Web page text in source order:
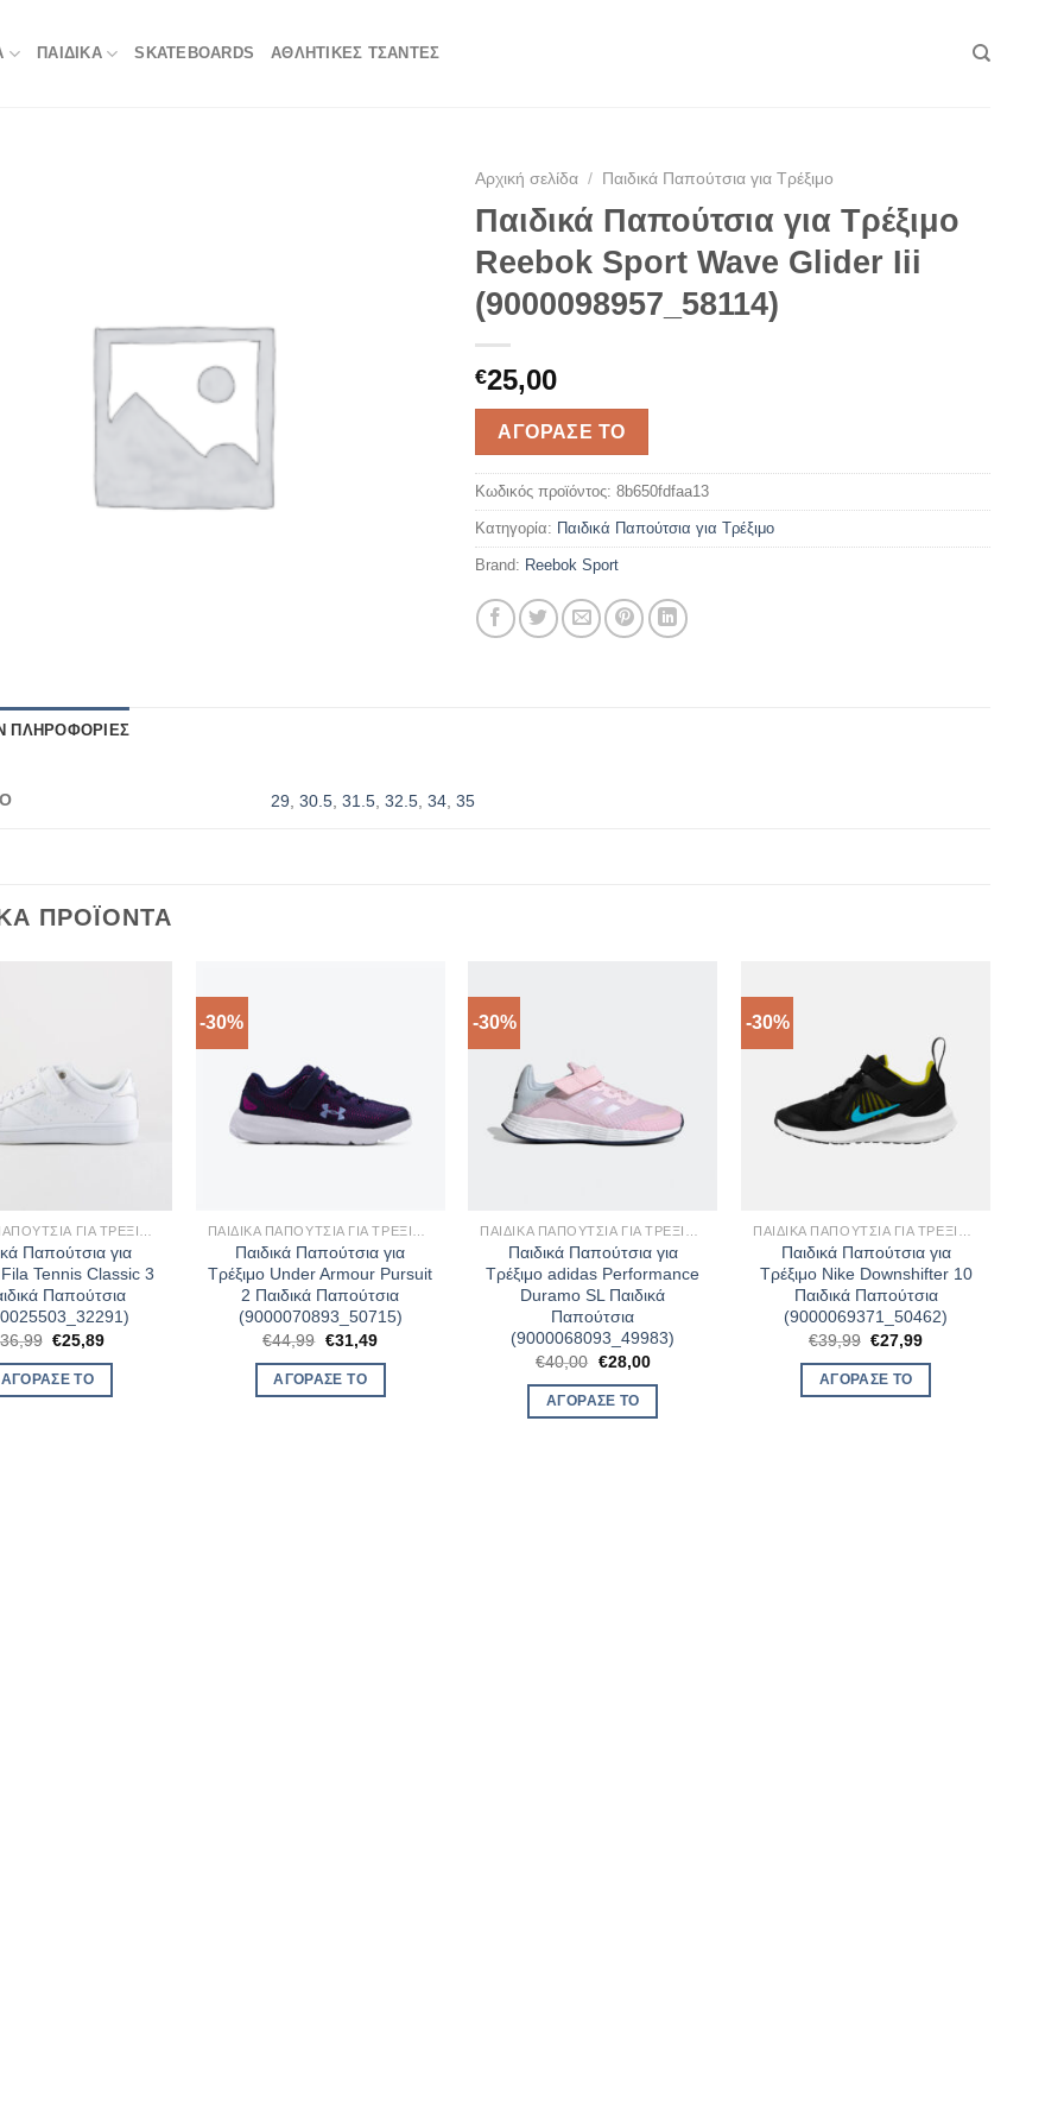
ΠΑΙΔΙΚΑ SKATEBOARDS ΑΘΛΗΤΙΚΈΣ ΤΣΆΝΤΕΣ
Αρχική σελίδα / Παιδικά Παπούτσια για Τρέξιμο
Παιδικά Παπούτσια για Τρέξιμο
Reebok Sport Wave Glider Iii
(9000098957_58114)
€25,00
ΑΓΌΡΑΣΈ ΤΟ
Κωδικός προϊόντος: 8b650fdfaa13
Κατηγορία: Παιδικά Παπούτσια για Τρέξιμο
Brand: Reebok Sport
ΠΛΗΡΟΦΟΡΊΕΣ
29 ,30.5 ,31.5 ,32.5 ,34 ,35
ΠΡΟΪΌΝΤΑ
Παπούτσια για
Fila Tennis Classic 3
Παπούτσια
36,99 Original
was:
€36,99.
€25,89Η
ΑΓΌΡΑΣΈ ΤΟ
-30%
Παιδικά Παπούτσια για
Τρέξιμο Under Armour Pursuit
2 Παιδικά Παπούτσια
(9000070893_50715)
€44,99 Original
was:
€44,99.
€31,49Η
ΑΓΌΡΑΣΈ ΤΟ
-30%
Παιδικά Παπούτσια για
Τρέξιμο adidas Performance
Duramo SL Παιδικά
Παπούτσια
(9000068093_49983)
€40,00 Original
was:
€40,00.
€28,00Η
ΑΓΌΡΑΣΈ ΤΟ
-30%
Παιδικά Παπούτσια για
Τρέξιμο Nike Downshifter 10
Παιδικά Παπούτσια
(9000069371_50462)
€39,99 Original
was:
€39,99.
€27,99Η
ΑΓΌΡΑΣΈ ΤΟ